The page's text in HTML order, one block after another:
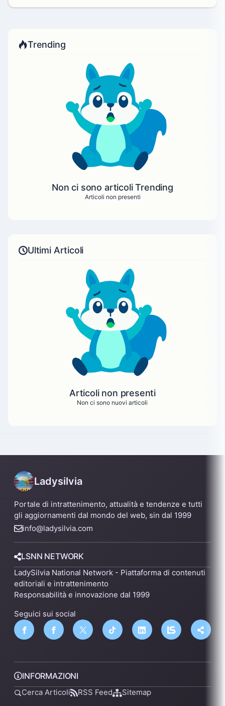
Trending
Non ci sono articoli Trending
Articoli non presenti
Ultimi Articoli
Articoli non presenti
Non ci sono nuovi articoli
Ladysilvia
Portale di intrattenimento, attualità e tendenze e tutti
gli aggiornamenti dal mondo del web, sin dal 1999
info@ladysilvia.com
LSNN NETWORK
LadySilvia National Network - Piattaforma di contenuti
editoriali e intrattenimento
Responsabilità e innovazione dal 1999
Seguici sui social
INFORMAZIONI
Cerca Articoli RSS Feed Sitemap